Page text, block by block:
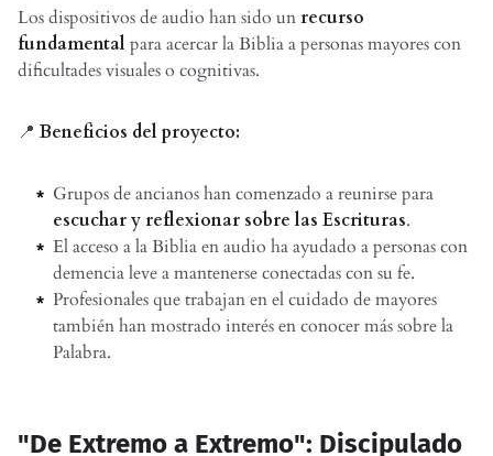
Los dispositivos de audio han sido un recurso
fundamental para acercar la Biblia a personas mayores con
dificultades visuales o cognitivas.
📍Beneficios del proyecto:
Grupos de ancianos han comenzado a reunirse para
escuchar y reflexionar sobre las Escrituras.
El acceso a la Biblia en audio ha ayudado a personas con
demencia leve a mantenerse conectadas con su fe.
Profesionales que trabajan en el cuidado de mayores
también han mostrado interés en conocer más sobre la
Palabra.
"De Extremo a Extremo": Discipulado